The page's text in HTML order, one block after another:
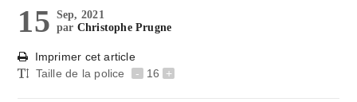
15 Sep, 2021
par Christophe Prugne
Imprimer cet article
Taille de la police
- 16 +